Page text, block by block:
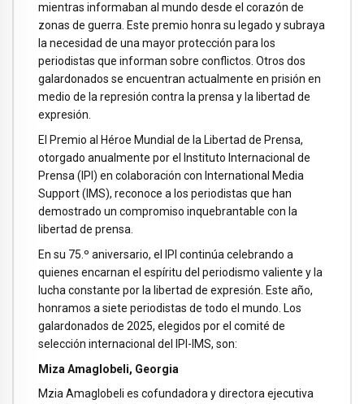
mientras informaban al mundo desde el corazón de
zonas de guerra. Este premio honra su legado y subraya
la necesidad de una mayor protección para los
periodistas que informan sobre conflictos. Otros dos
galardonados se encuentran actualmente en prisión en
medio de la represión contra la prensa y la libertad de
expresión.
El Premio al Héroe Mundial de la Libertad de Prensa,
otorgado anualmente por el Instituto Internacional de
Prensa (IPI) en colaboración con International Media
Support (IMS), reconoce a los periodistas que han
demostrado un compromiso inquebrantable con la
libertad de prensa.
En su 75.º aniversario, el IPI continúa celebrando a
quienes encarnan el espíritu del periodismo valiente y la
lucha constante por la libertad de expresión. Este año,
honramos a siete periodistas de todo el mundo. Los
galardonados de 2025, elegidos por el comité de
selección internacional del IPI-IMS, son:
Miza Amaglobeli, Georgia
Mzia Amaglobeli es cofundadora y directora ejecutiva